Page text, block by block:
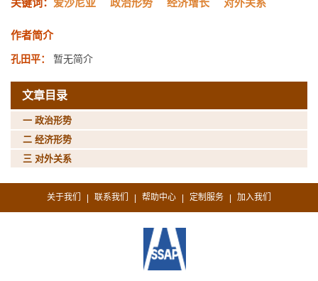
关键词： 爱沙尼亚 政治形势 经济增长 对外关系
作者简介
孔田平： 暂无简介
文章目录
一 政治形势
二 经济形势
三 对外关系
关于我们 | 联系我们 | 帮助中心 | 定制服务 | 加入我们